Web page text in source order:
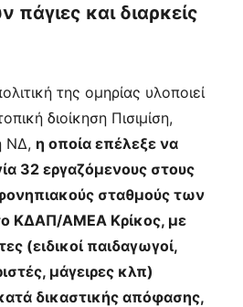
πάγιες και διαρκείς
της ομηρίας υλοποιεί
διοίκηση Πισιμίση,
ΝΔ, η οποία επέλεξε να
32 εργαζόμενους στους
σταθμούς των
ΚΔΑΠ/ΑΜΕΑ Κρίκος, με
(ειδικοί παιδαγωγοί,
μάγειρες κλπ)
δικαστικής απόφασης,